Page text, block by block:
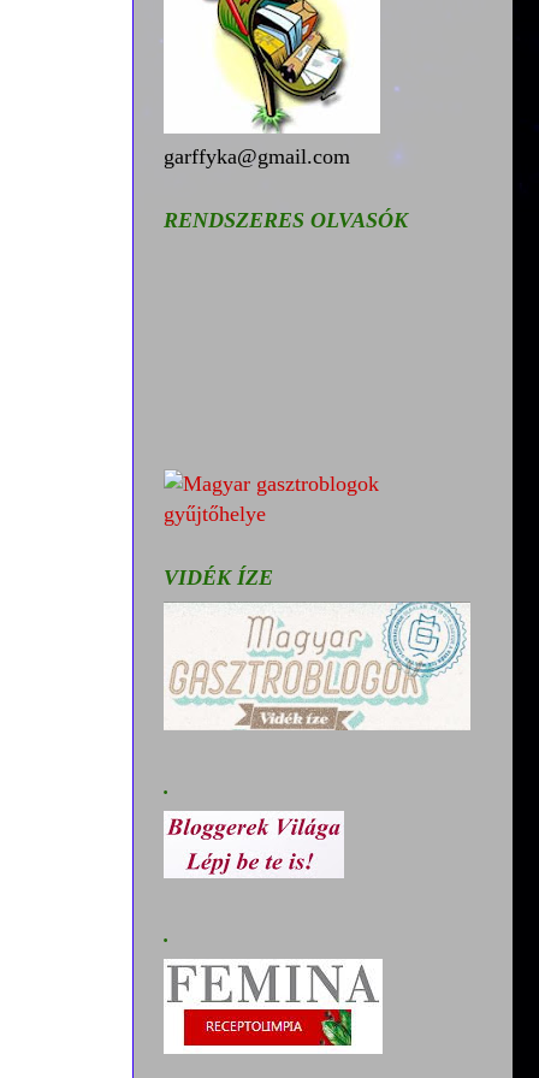
garffyka@gmail.com
RENDSZERES OLVASÓK
VIDÉK ÍZE
.
.